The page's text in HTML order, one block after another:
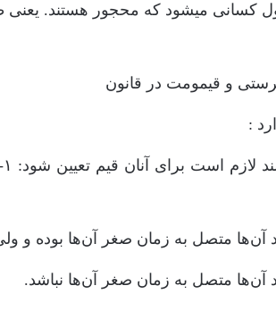
کسانی میشود که محجور هستند.